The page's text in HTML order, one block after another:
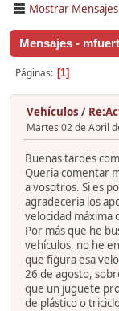
Mostrar
Mensajes -
Páginas 1
Vehículos /
Martes 02 de Abril
Buenas tardes
Queria comentar
a vosotros. Si es
agradeceria los
velocidad máxima
Por más que he
vehículos, no he
que figura esa
26 de agosto,
que un juguete
de plástico o